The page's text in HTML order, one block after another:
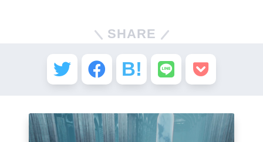
SHARE